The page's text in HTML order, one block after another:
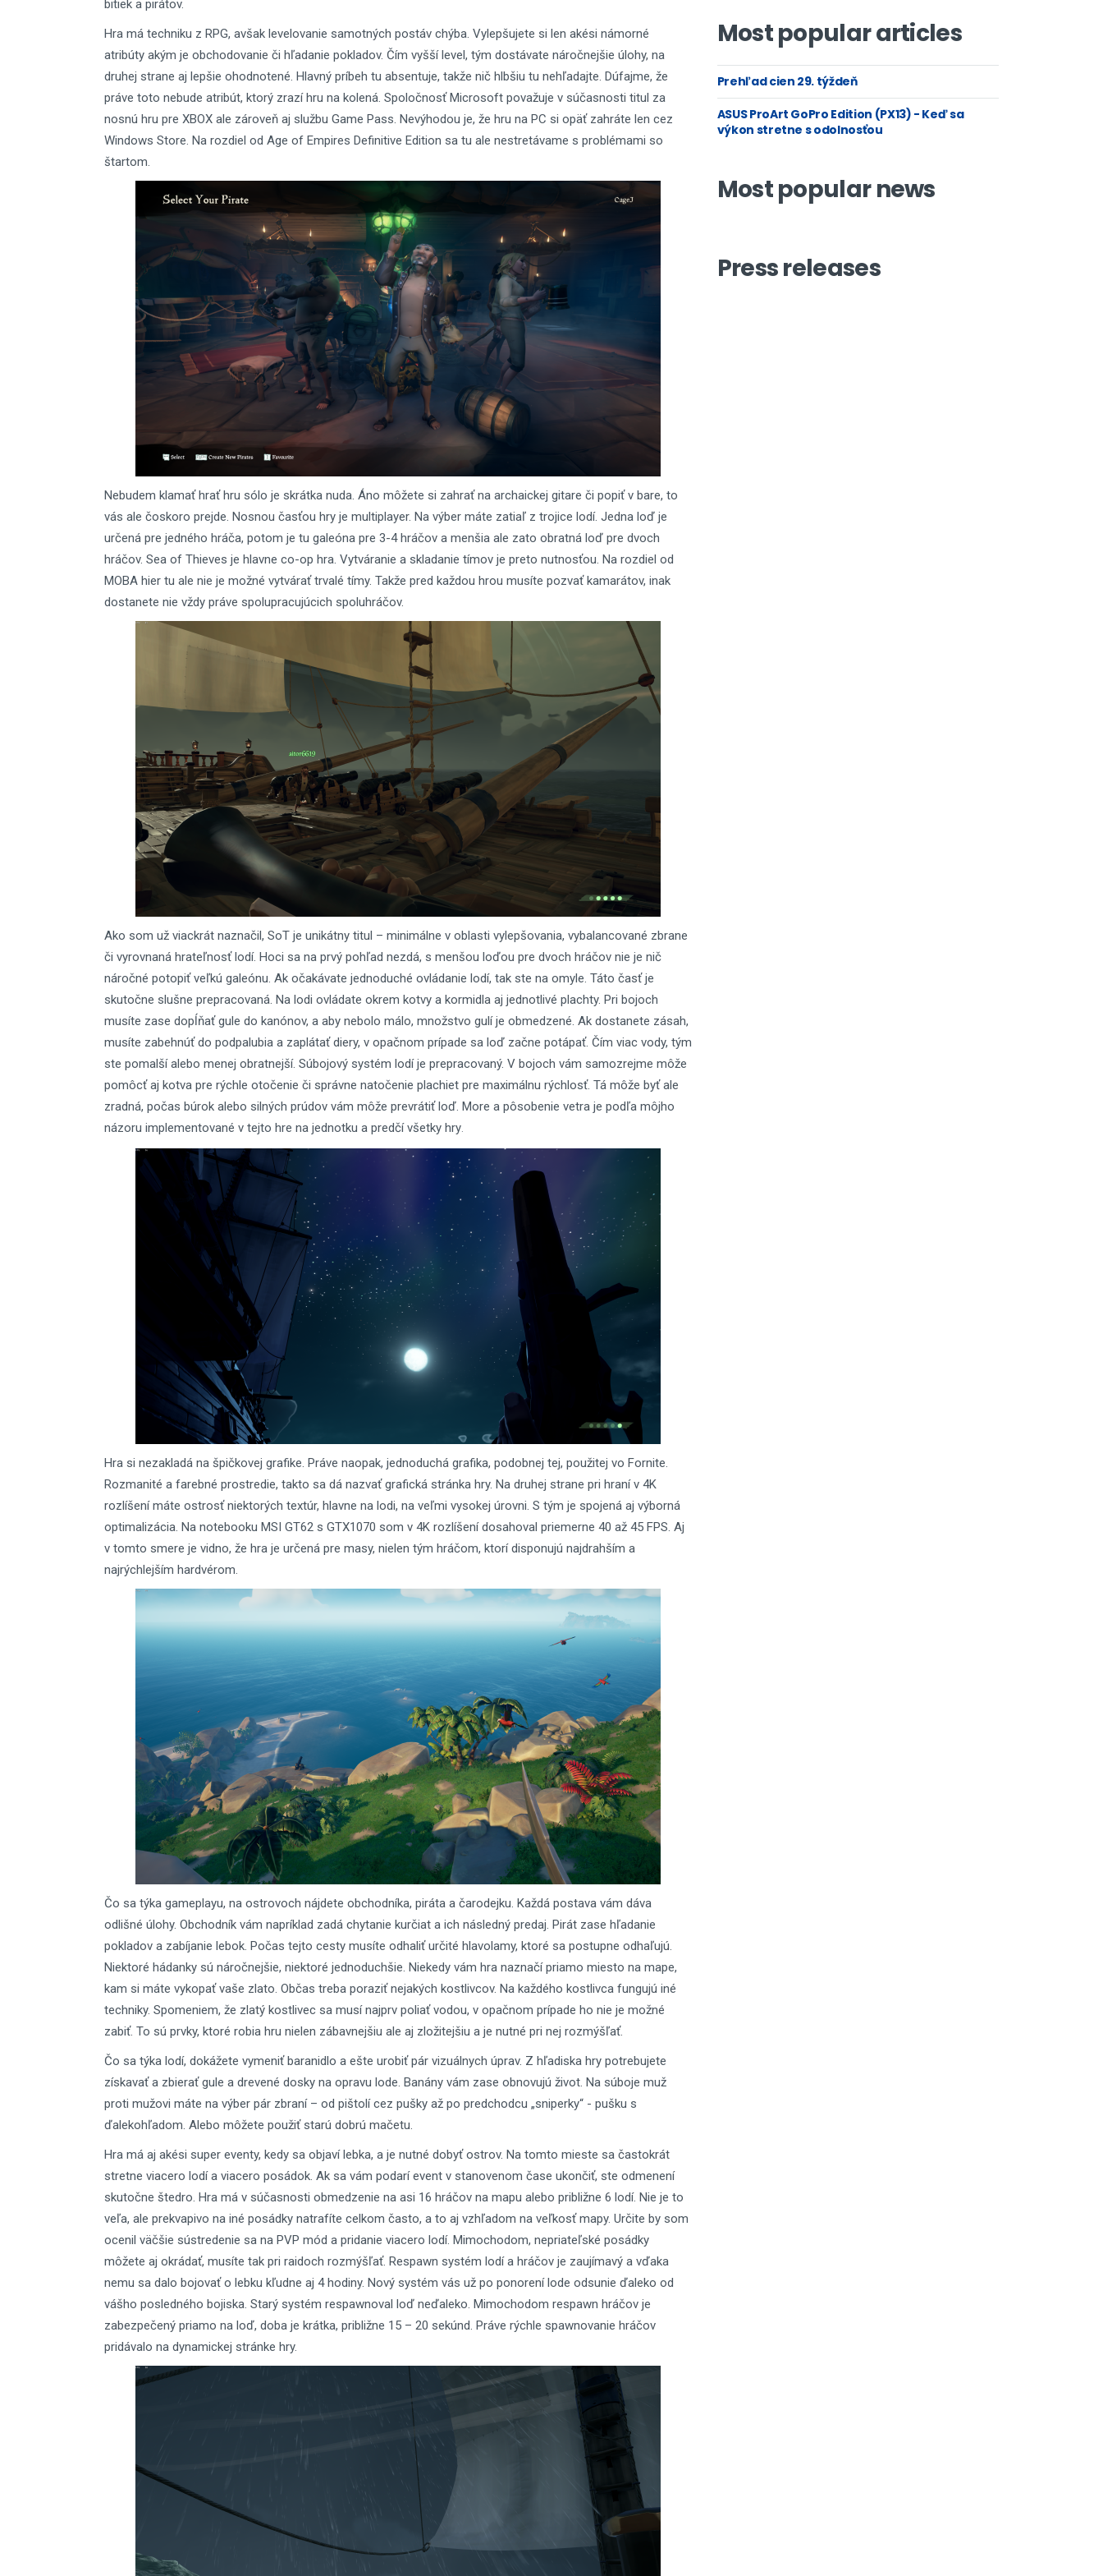
bitiek a pirátov.
Hra má techniku z RPG, avšak levelovanie samotných postáv chýba. Vylepšujete si len akési námorné
atribúty akým je obchodovanie či hľadanie pokladov. Čím vyšší level, tým dostávate náročnejšie úlohy, na
druhej strane aj lepšie ohodnotené. Hlavný príbeh tu absentuje, takže nič hlbšiu tu nehľadajte. Dúfajme, že
práve toto nebude atribút, ktorý zrazí hru na kolená. Spoločnosť Microsoft považuje v súčasnosti titul za
nosnú hru pre XBOX ale zároveň aj službu Game Pass. Nevýhodou je, že hru na PC si opäť zahráte len cez
Windows Store. Na rozdiel od Age of Empires Definitive Edition sa tu ale nestretávame s problémami so
štartom.
Nebudem klamať hrať hru sólo je skrátka nuda. Áno môžete si zahrať na archaickej gitare či popiť v bare, to
vás ale čoskoro prejde. Nosnou časťou hry je multiplayer. Na výber máte zatiaľ z trojice lodí. Jedna loď je
určená pre jedného hráča, potom je tu galeóna pre 3-4 hráčov a menšia ale zato obratná loď pre dvoch
hráčov. Sea of Thieves je hlavne co-op hra. Vytváranie a skladanie tímov je preto nutnosťou. Na rozdiel od
MOBA hier tu ale nie je možné vytvárať trvalé tímy. Takže pred každou hrou musíte pozvať kamarátov, inak
dostanete nie vždy práve spolupracujúcich spoluhráčov.
Ako som už viackrát naznačil, SoT je unikátny titul – minimálne v oblasti vylepšovania, vybalancované zbrane
či vyrovnaná hrateľnosť lodí. Hoci sa na prvý pohľad nezdá, s menšou loďou pre dvoch hráčov nie je nič
náročné potopiť veľkú galeónu. Ak očakávate jednoduché ovládanie lodí, tak ste na omyle. Táto časť je
skutočne slušne prepracovaná. Na lodi ovládate okrem kotvy a kormidla aj jednotlivé plachty. Pri bojoch
musíte zase dopĺňať gule do kanónov, a aby nebolo málo, množstvo gulí je obmedzené. Ak dostanete zásah,
musíte zabehnúť do podpalubia a zaplátať diery, v opačnom prípade sa loď začne potápať. Čím viac vody, tým
ste pomalší alebo menej obratnejší. Súbojový systém lodí je prepracovaný. V bojoch vám samozrejme môže
pomôcť aj kotva pre rýchle otočenie či správne natočenie plachiet pre maximálnu rýchlosť. Tá môže byť ale
zradná, počas búrok alebo silných prúdov vám môže prevrátiť loď. More a pôsobenie vetra je podľa môjho
názoru implementované v tejto hre na jednotku a predčí všetky hry.
Hra si nezakladá na špičkovej grafike. Práve naopak, jednoduchá grafika, podobnej tej, použitej vo Fornite.
Rozmanité a farebné prostredie, takto sa dá nazvať grafická stránka hry. Na druhej strane pri hraní v 4K
rozlíšení máte ostrosť niektorých textúr, hlavne na lodi, na veľmi vysokej úrovni. S tým je spojená aj výborná
optimalizácia. Na notebooku MSI GT62 s GTX1070 som v 4K rozlíšení dosahoval priemerne 40 až 45 FPS. Aj
v tomto smere je vidno, že hra je určená pre masy, nielen tým hráčom, ktorí disponujú najdrahším a
najrýchlejším hardvérom.
Čo sa týka gameplayu, na ostrovoch nájdete obchodníka, piráta a čarodejku. Každá postava vám dáva
odlišné úlohy. Obchodník vám napríklad zadá chytanie kurčiat a ich následný predaj. Pirát zase hľadanie
pokladov a zabíjanie lebok. Počas tejto cesty musíte odhaliť určité hlavolamy, ktoré sa postupne odhaľujú.
Niektoré hádanky sú náročnejšie, niektoré jednoduchšie. Niekedy vám hra naznačí priamo miesto na mape,
kam si máte vykopať vaše zlato. Občas treba poraziť nejakých kostlivcov. Na každého kostlivca fungujú iné
techniky. Spomeniem, že zlatý kostlivec sa musí najprv poliať vodou, v opačnom prípade ho nie je možné
zabiť. To sú prvky, ktoré robia hru nielen zábavnejšiu ale aj zložitejšiu a je nutné pri nej rozmýšľať.
Čo sa týka lodí, dokážete vymeniť baranidlo a ešte urobiť pár vizuálnych úprav. Z hľadiska hry potrebujete
získavať a zbierať gule a drevené dosky na opravu lode. Banány vám zase obnovujú život. Na súboje muž
proti mužovi máte na výber pár zbraní – od pištolí cez pušky až po predchodcu „sniperky“ - pušku s
ďalekohľadom. Alebo môžete použiť starú dobrú mačetu.
Hra má aj akési super eventy, kedy sa objaví lebka, a je nutné dobyť ostrov. Na tomto mieste sa častokrát
stretne viacero lodí a viacero posádok. Ak sa vám podarí event v stanovenom čase ukončiť, ste odmenení
skutočne štedro. Hra má v súčasnosti obmedzenie na asi 16 hráčov na mapu alebo približne 6 lodí. Nie je to
veľa, ale prekvapivo na iné posádky natrafíte celkom často, a to aj vzhľadom na veľkosť mapy. Určite by som
ocenil väčšie sústredenie sa na PVP mód a pridanie viacero lodí. Mimochodom, nepriateľské posádky
môžete aj okrádať, musíte tak pri raidoch rozmýšľať. Respawn systém lodí a hráčov je zaujímavý a vďaka
nemu sa dalo bojovať o lebku kľudne aj 4 hodiny. Nový systém vás už po ponorení lode odsunie ďaleko od
vášho posledného bojiska. Starý systém respawnoval loď neďaleko. Mimochodom respawn hráčov je
zabezpečený priamo na loď, doba je krátka, približne 15 – 20 sekúnd. Práve rýchle spawnovanie hráčov
pridávalo na dynamickej stránke hry.
Most popular articles
Prehľad cien 29. týždeň
ASUS ProArt GoPro Edition (PX13) - Keď sa
výkon stretne s odolnosťou
Most popular news
Press releases